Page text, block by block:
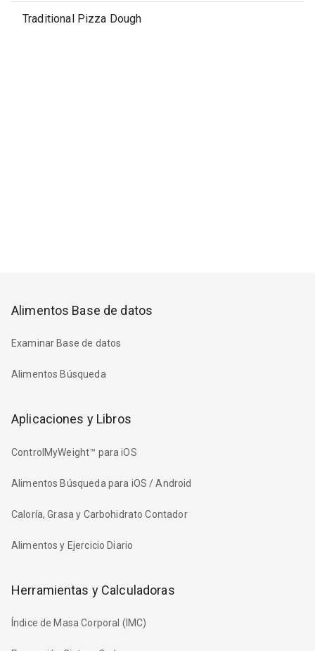
Traditional Pizza Dough
Alimentos Base de datos
Examinar Base de datos
Alimentos Búsqueda
Aplicaciones y Libros
ControlMyWeight™ para iOS
Alimentos Búsqueda para iOS / Android
Caloría, Grasa y Carbohidrato Contador
Alimentos y Ejercicio Diario
Herramientas y Calculadoras
Índice de Masa Corporal (IMC)